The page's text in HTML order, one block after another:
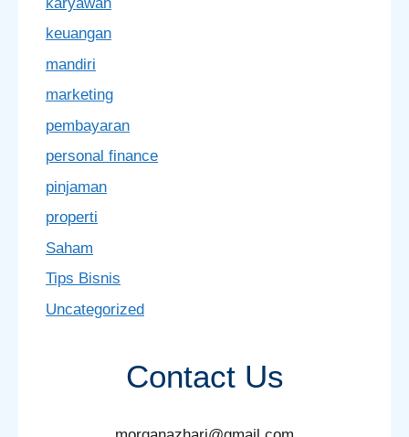
keuangan
mandiri
marketing
pembayaran
personal finance
pinjaman
properti
Saham
Tips Bisnis
Uncategorized
Contact Us